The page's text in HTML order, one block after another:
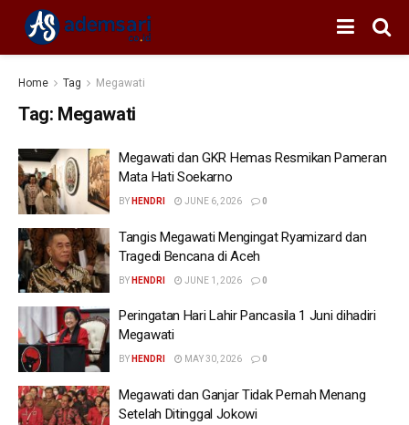
Home Tag Megawati
Tag: Megawati
Megawati dan GKR Hemas Resmikan Pameran
Mata Hati Soekarno
BY HENDRI JUNE 6, 2026 0
Tangis Megawati Mengingat Ryamizard dan
Tragedi Bencana di Aceh
BY HENDRI JUNE 1, 2026 0
Peringatan Hari Lahir Pancasila 1 Juni dihadiri
Megawati
BY HENDRI MAY 30, 2026 0
Megawati dan Ganjar Tidak Pernah Menang
Setelah Ditinggal Jokowi